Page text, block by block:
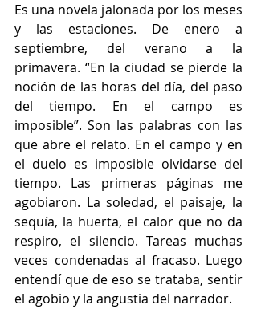
Es una novela jalonada por los meses
y las estaciones. De enero a
septiembre, del verano a la
primavera. “En la ciudad se pierde la
noción de las horas del día, del paso
del tiempo. En el campo es
imposible”. Son las palabras con las
que abre el relato. En el campo y en
el duelo es imposible olvidarse del
tiempo. Las primeras páginas me
agobiaron. La soledad, el paisaje, la
sequía, la huerta, el calor que no da
respiro, el silencio. Tareas muchas
veces condenadas al fracaso. Luego
entendí que de eso se trataba, sentir
el agobio y la angustia del narrador.